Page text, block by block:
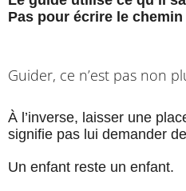
Pas pour écrire le chemin
Guider, ce n’est pas non
À l’inverse, laisser une
signifie pas lui demander
Un enfant reste un enfant.